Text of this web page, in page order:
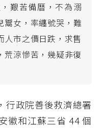
艱苦備曆，不為溺
女，率纏號哭，難
人市之價日跌，求售
荒涼慘苦，幾疑非復
行政院善後救濟總署
徽和江蘇三省 44 個